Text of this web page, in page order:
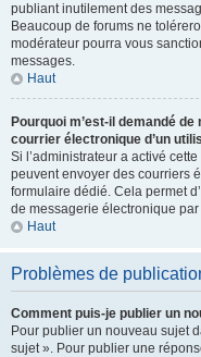
publiant inutilement des
Beaucoup de forums ne
modérateur pourra vous
messages.
Haut
Pourquoi m’est-il demandé
courrier électronique d’un
Si l’administrateur a activé
peuvent envoyer des courriers
formulaire dédié. Cela permet
de messagerie électronique
Haut
Problèmes de
Comment puis-je publier un
Pour publier un nouveau sujet
sujet ». Pour publier une